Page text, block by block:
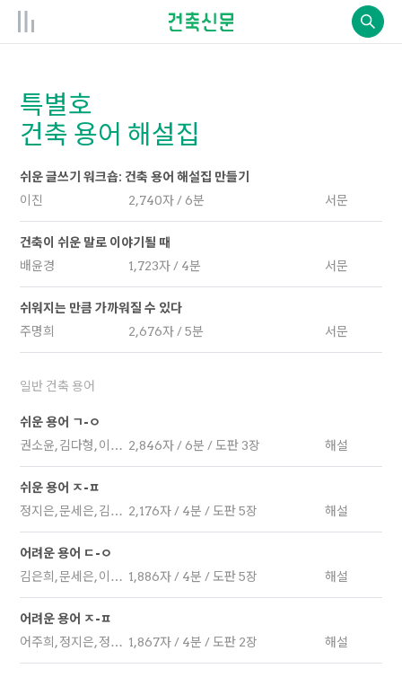
특별호
건축 용어 해설집
쉬운 글쓰기 워크숍: 건축 용어 해설집 만들기
이진
2,740자 / 6분 서문
건축이 쉬운 말로 이야기될 때
배윤경
1,723자 / 4분 서문
쉬워지는 만큼 가까워질 수 있다
주명희
2,676자 / 5분 서문
일반 건축 용어
쉬운 용어 ㄱ-ㅇ
권소윤, 김다형, 이민영, 문세은, 심서영, 김지우, 김수영, 이정옥 2,846자 / 6분 / 도판 3장 해설
쉬운 용어 ㅈ-ㅍ
정지은, 문세은, 김은희, 김예원, 어주희, 정윤정, 김수영, 여명원, 최병하 2,176자 / 4분 / 도판 5장 해설
어려운 용어 ㄷ-ㅇ
김은희, 문세은, 이정옥, 최병하, 장준하, 윤서희, 심서영 1,886자 / 4분 / 도판 5장 해설
어려운 용어 ㅈ-ㅍ
어주희, 정지은, 정윤정, 김예원, 김수영, 김지우, 이민영 1,867자 / 4분 / 도판 2장 해설